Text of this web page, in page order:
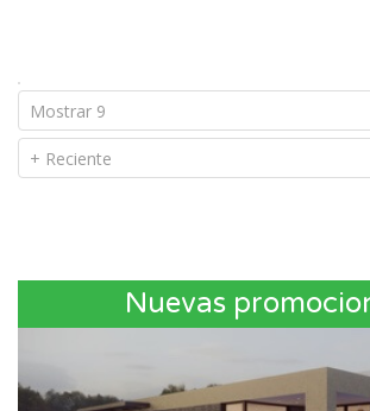
Mostrar 9
+ Reciente
Nuevas